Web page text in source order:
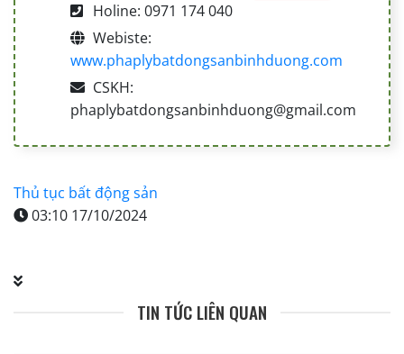
Holine: 0971 174 040
Webiste:
www.phaplybatdongsanbinhduong.com
CSKH:
phaplybatdongsanbinhduong@gmail.com
Thủ tục bất động sản
03:10 17/10/2024
TIN TỨC LIÊN QUAN